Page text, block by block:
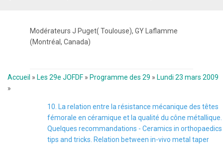
Modérateurs J Puget( Toulouse), GY Laflamme
(Montréal, Canada)
Accueil » Les 29e JOFDF » Programme des 29 » Lundi 23 mars 2009
»
10. La relation entre la résistance mécanique des têtes
fémorale en céramique et la qualité du cône métallique.
Quelques recommandations - Ceramics in orthopaedics
tips and tricks. Relation between in-vivo metal taper